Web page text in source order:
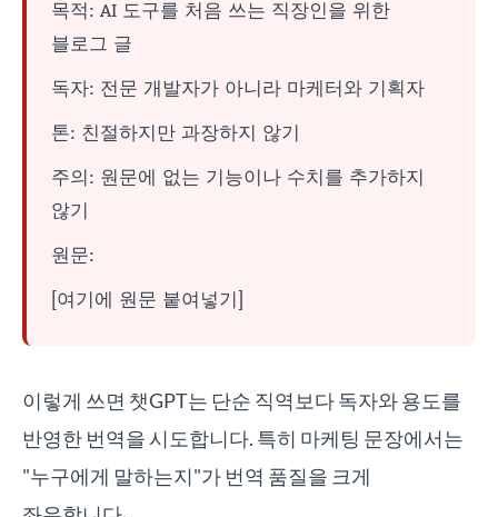
목적: AI 도구를 처음 쓰는 직장인을 위한
블로그 글
독자: 전문 개발자가 아니라 마케터와 기획자
톤: 친절하지만 과장하지 않기
주의: 원문에 없는 기능이나 수치를 추가하지
않기
원문:
[여기에 원문 붙여넣기]
이렇게 쓰면 챗GPT는 단순 직역보다 독자와 용도를
반영한 번역을 시도합니다. 특히 마케팅 문장에서는
"누구에게 말하는지"가 번역 품질을 크게